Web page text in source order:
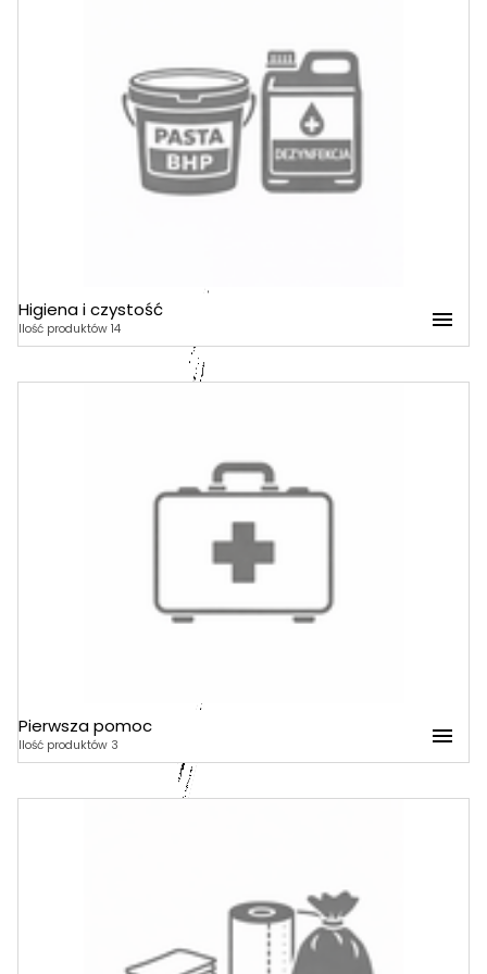
Higiena i czystość
Ilość produktów 14 Higiena i czystość
Mydła
Dezynfekcja
Ręczniki
Pierwsza pomoc
Ilość produktów 3 Pierwsza pomoc
Apteczki